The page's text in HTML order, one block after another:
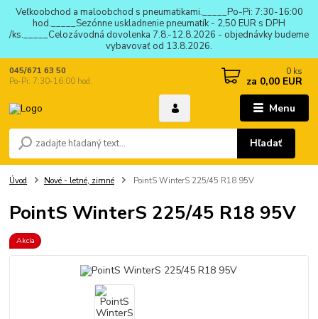
Veľkoobchod a maloobchod s pneumatikami._____Po-Pi: 7:30-16:00
hod._____Sezónne uskladnenie pneumatík - 2,50 EUR s DPH
/ks._____Celozávodná dovolenka 7.8.-12.8.2026 - objednávky budeme
vybavovať od 13.8.2026.
Menu
Hľadať
045/671 63 50
Po-Pi: 7:30-16:00 hod.
0 ks
za 0,00 EUR
Úvod Nové - letné, zimné PointS WinterS 225/45 R18 95V
PointS WinterS 225/45 R18 95V
Akcia